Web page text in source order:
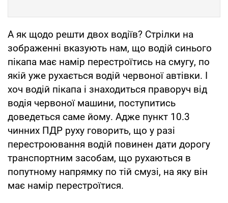
А як щодо решти двох водіїв? Стрілки на
зображенні вказують нам, що водій синього
пікапа має намір перестроїтись на смугу, по
якій уже рухається водій червоної автівки. І
хоч водій пікапа і знаходиться праворуч від
водія червоної машини, поступитись
доведеться саме йому. Адже пункт 10.3
чинних ПДР руху говорить, що у разі
перестроювання водій повинен дати дорогу
транспортним засобам, що рухаються в
попутному напрямку по тій смузі, на яку він
має намір перестроїтися.